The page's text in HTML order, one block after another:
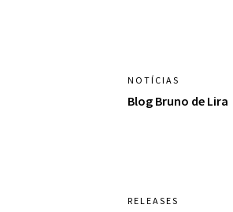
NOTÍCIAS
Blog Bruno de Lira
RELEASES